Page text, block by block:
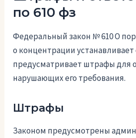
по 610 фз
Федеральный закон № 610 О
о концентрации
предусматривает штрафы для
нарушающих его требования.
Штрафы
Законом предусмотрены